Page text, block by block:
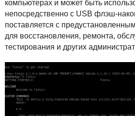
компьютерах и может быть
непосредственно с USB флэш-
поставляется с
для восстановления, ремонта,
тестирования и других